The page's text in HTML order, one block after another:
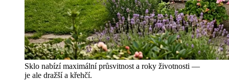
Sklo nabízí maximální průsvitnost a roky životnosti —
je ale dražší a křehčí.